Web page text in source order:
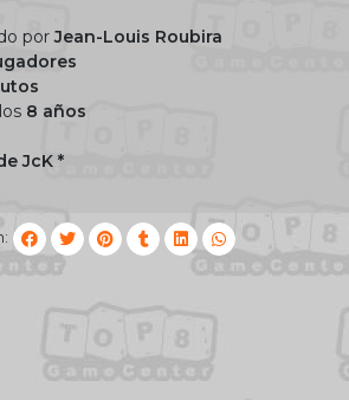
porJean-Louis Roubira
8 años
JcK *